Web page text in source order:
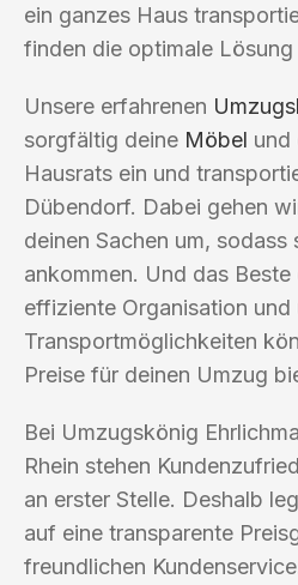
ein ganzes Haus
finden die optimale
Unsere erfahrenen
sorgfältig deine Möbel und
Hausrats ein und
Dübendorf. Dabei gehen
deinen Sachen um, sodass
ankommen. Und das
effiziente Organisation und
Transportmöglichkeiten
Preise für deinen Umzug
Bei Umzugskönig
Rhein stehen
an erster Stelle. Deshalb
auf eine transparente
freundlichen